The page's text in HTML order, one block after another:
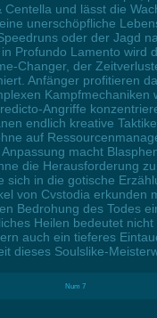
Centella und lässt die
unerschöpfliche
oder der Jagd
Profundo Lamento wird
Changer, der
Anfänger profitieren
Kampfmechaniken
Angriffe
endlich kreative
auf
macht
die Herausforderung
sich in die gotische
von Cvstodia erkunden
Bedrohung des Todes
Heilen bedeutet
auch ein tieferes
dieses Soulslike-
Num 7